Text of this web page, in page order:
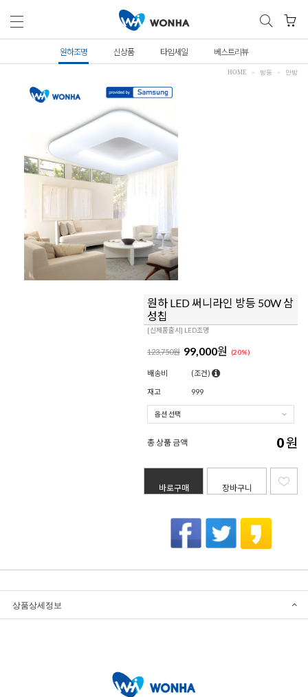
원하조명 신상품 타임세일 베스트리뷰
HOME 방등 안방
원하 LED 써니라인 방등 50W 삼
성칩
[신제품출시] LED조명
123,750원 99,000원 (20%)
배송비 (조건)
재고 999
총 상품 금액 0원
바로구매 장바구니
상품상세정보